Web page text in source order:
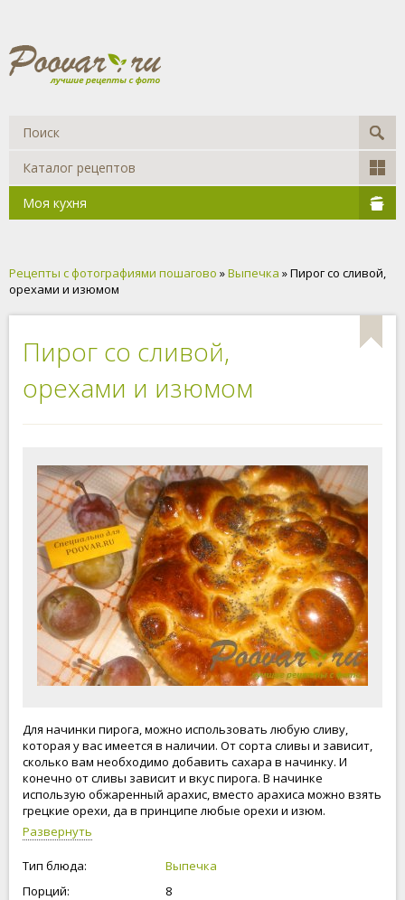
Каталог рецептов
Моя кухня
Рецепты с фотографиями пошагово »Выпечка » Пирог со сливой,
орехами и изюмом
Пирог со сливой,
орехами и изюмом
Для начинки пирога, можно использовать любую сливу,
которая у вас имеется в наличии. От сорта сливы и зависит,
сколько вам необходимо добавить сахара в начинку. И
конечно от сливы зависит и вкус пирога. В начинке
использую обжаренный арахис, вместо арахиса можно взять
грецкие орехи, да в принципе любые орехи и изюм.
Формовку пирога, делайте по своему вкусу или
воспользуйтесь моей подсказкой. Как я формирую пирог со
сливой, орехами и изюмом вам подскажут мои пошаговые
фотографии. Приступим к приготовлению пирога!
Развернуть
Тип блюда:
Выпечка
Порций:
8